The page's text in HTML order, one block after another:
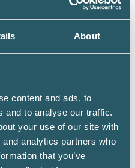
About
content and ads, to
and to analyse our traffic.
your use of our site with
analytics partners who
that you’ve
som är
Du loggar in
som du har på